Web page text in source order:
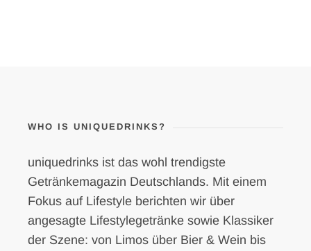
WHO IS UNIQUEDRINKS?
uniquedrinks ist das wohl trendigste
Getränkemagazin Deutschlands. Mit einem
Fokus auf Lifestyle berichten wir über
angesagte Lifestylegetränke sowie Klassiker
der Szene: von Limos über Bier & Wein bis